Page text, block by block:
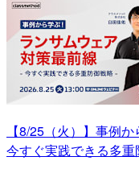
【8/25（火）】事例
今すぐ実践できる多重